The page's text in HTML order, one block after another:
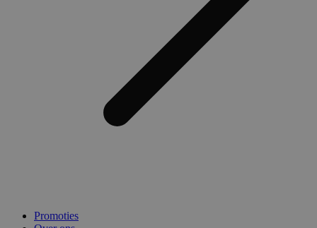
Promoties